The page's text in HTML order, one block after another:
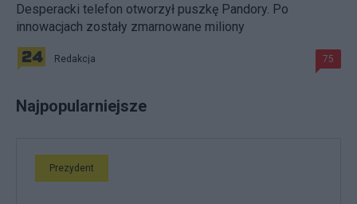
Desperacki telefon otworzył puszkę Pandory. Po
innowacjach zostały zmarnowane miliony
Redakcja 75
Najpopularniejsze
Prezydent